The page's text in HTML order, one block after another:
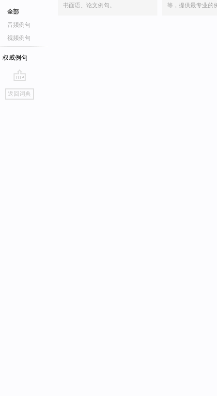
全部
音频例句
视频例句
权威例句
go
top
返回词典
书面语、论文例句。
等，提供最专业的